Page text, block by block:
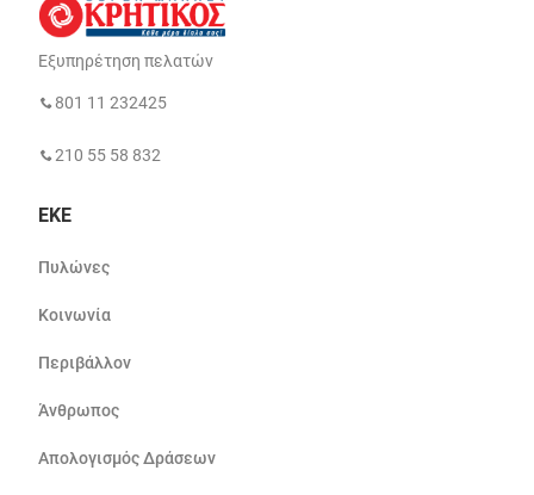
Εξυπηρέτηση πελατών
801 11 232425
210 55 58 832
ΕΚΕ
Πυλώνες
Κοινωνία
Περιβάλλον
Άνθρωπος
Απολογισμός Δράσεων